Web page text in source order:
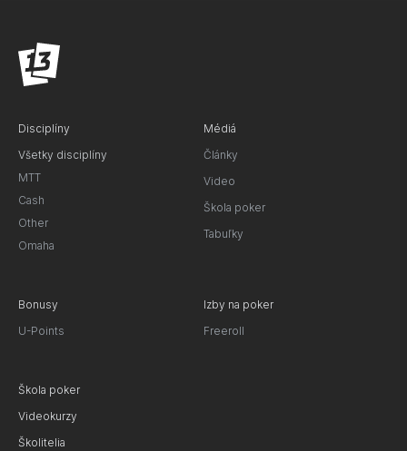
Disciplíny
Všetky disciplíny
MTT
Cash
Other
Omaha
Médiá
Články
Video
Škola poker
Tabuľky
Bonusy
U-Points
Izby na poker
Freeroll
Škola poker
Videokurzy
Školitelia